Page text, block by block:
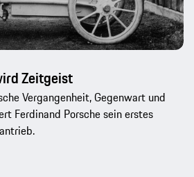
Zeitgeist
Vergangenheit, Gegenwart und
Ferdinand Porsche sein erstes